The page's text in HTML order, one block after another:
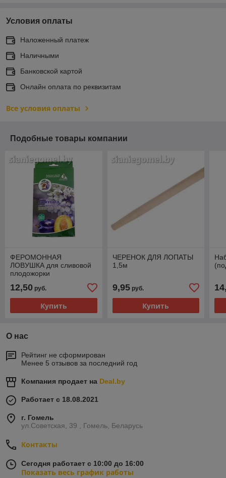
Условия оплаты
Наложенный платеж
Наличными
Банковской картой
Онлайн оплата по реквизитам
Все условия оплаты
Подобные товары компании
ФЕРОМОННАЯ
ЛОВУШКА для сливовой
плодожорки
12,50 руб.
Купить
ЧЕРЕНОК ДЛЯ ЛОПАТЫ
1,5м
9,95руб.
Купить
О нас
Рейтинг не сформирован
Менее 5 отзывов за последний год
Компания продает на Deal.by
Работает с 18.08.2021
г. Гомель
ул.Советская, 39 , Гомель, Беларусь
Контакты
Сегодня работает с 10:00 до 16:00
Показать весь график работы